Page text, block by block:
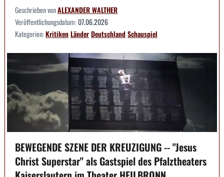
Geschrieben vonALEXANDER WALTHER
Veröffentlichungsdatum:07.06.2026
Kategorien:KritikenLänderDeutschlandSchauspiel
BEWEGENDE SZENE DER KREUZIGUNG -- "Jesus
Christ Superstar" als Gastspiel des Pfalztheaters